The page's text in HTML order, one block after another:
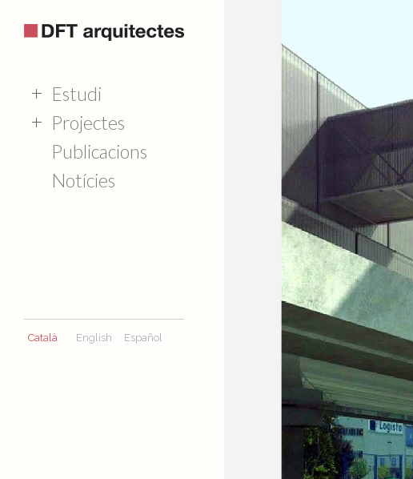
Català English Español
Estudi
Projectes
Publicacions
Notícies